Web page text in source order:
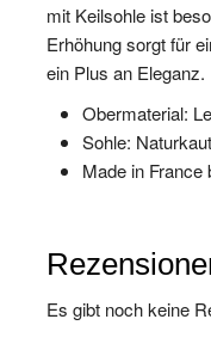
mit Keilsohle ist
Erhöhung sorgt für
ein Plus an Eleganz.
Obermaterial:
Sohle:
Made in France
Es gibt noch keine